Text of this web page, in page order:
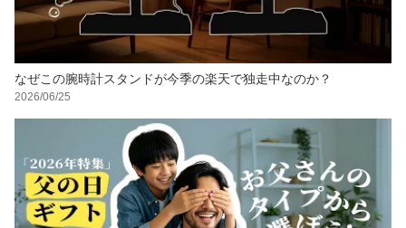
なぜこの腕時計スタンドが今季の楽天で独走中なのか？
2026/06/25